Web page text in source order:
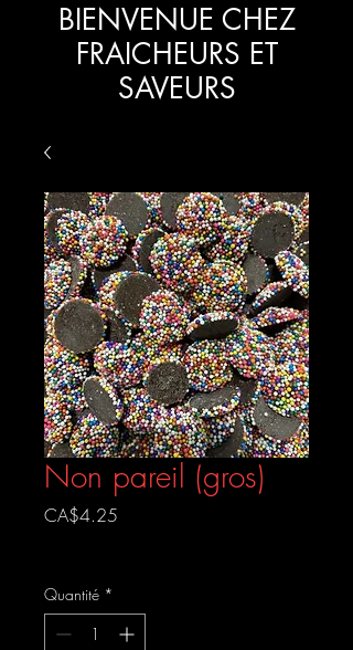
BIENVENUE CHEZ
FRAICHEURS ET
SAVEURS
Non pareil (gros)
CA$4.25
Quantité *